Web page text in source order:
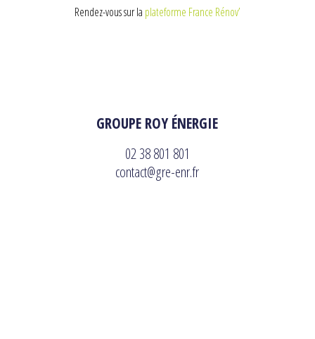
GROUPE ROY ÉNERGIE
02 38 801 801
contact@gre-enr.fr
Rendez-vous sur la plateforme France Rénov’